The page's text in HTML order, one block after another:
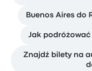
Buenos Aires do
Jak podróżować
Znajdź bilety na